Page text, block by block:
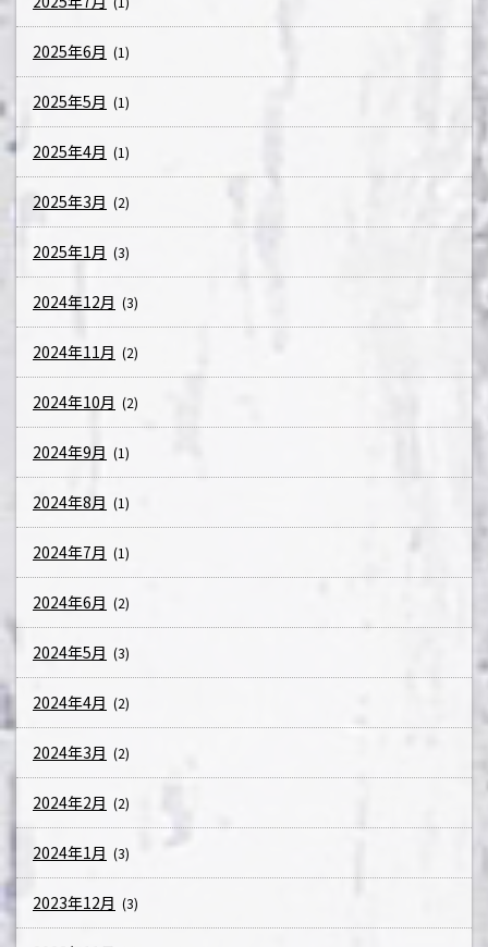
2025年6月 (1)
2025年5月 (1)
2025年4月 (1)
2025年3月 (2)
2025年1月 (3)
2024年12月 (3)
2024年11月 (2)
2024年10月 (2)
2024年9月 (1)
2024年8月 (1)
2024年7月 (1)
2024年6月 (2)
2024年5月 (3)
2024年4月 (2)
2024年3月 (2)
2024年2月 (2)
2024年1月 (3)
2023年12月 (3)